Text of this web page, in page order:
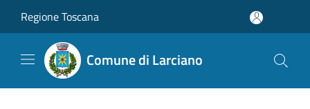
Regione Toscana
Comune di Larciano